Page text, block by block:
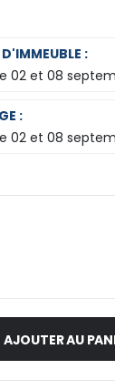
:
02 et 08
:
02 et 08
AJOUTER AU